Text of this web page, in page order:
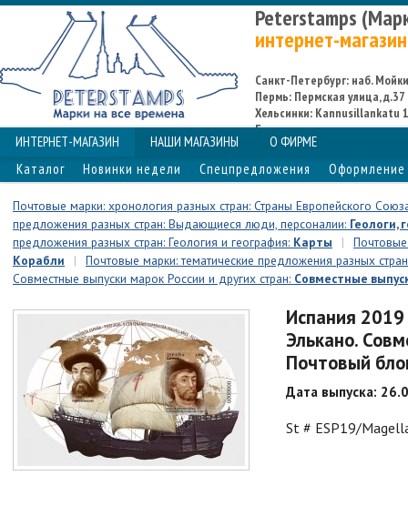
Peterstamps
интернет-магазин
Санкт-Петербург: наб.
Пермь: Пермская улица, д.37
Хельсинки: Kannusillankatu
Espoo
ИНТЕРНЕТ-МАГАЗИН НАШИ МАГАЗИНЫ
О ФИРМЕ
Каталог
Новинки недели Спецпредложения Оформление
Почтовые марки: хронология разных стран: Страны Европейского
предложения разных стран: Выдающиеся люди, персоналии: Геологи,
предложения разных стран: Геология и география: Карты |
Почтовые
Корабли
|
Почтовые марки: тематические предложения разных
Совместные выпуски марок России и других стран: Совместные
Испания
Элькано.
Почтовый
Дата выпуска:
St # ESP19/